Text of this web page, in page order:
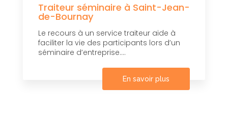
Traiteur séminaire à Saint-Jean-
de-Bournay
Le recours à un service traiteur aide à
faciliter la vie des participants lors d’un
séminaire d’entreprise....
En savoir plus